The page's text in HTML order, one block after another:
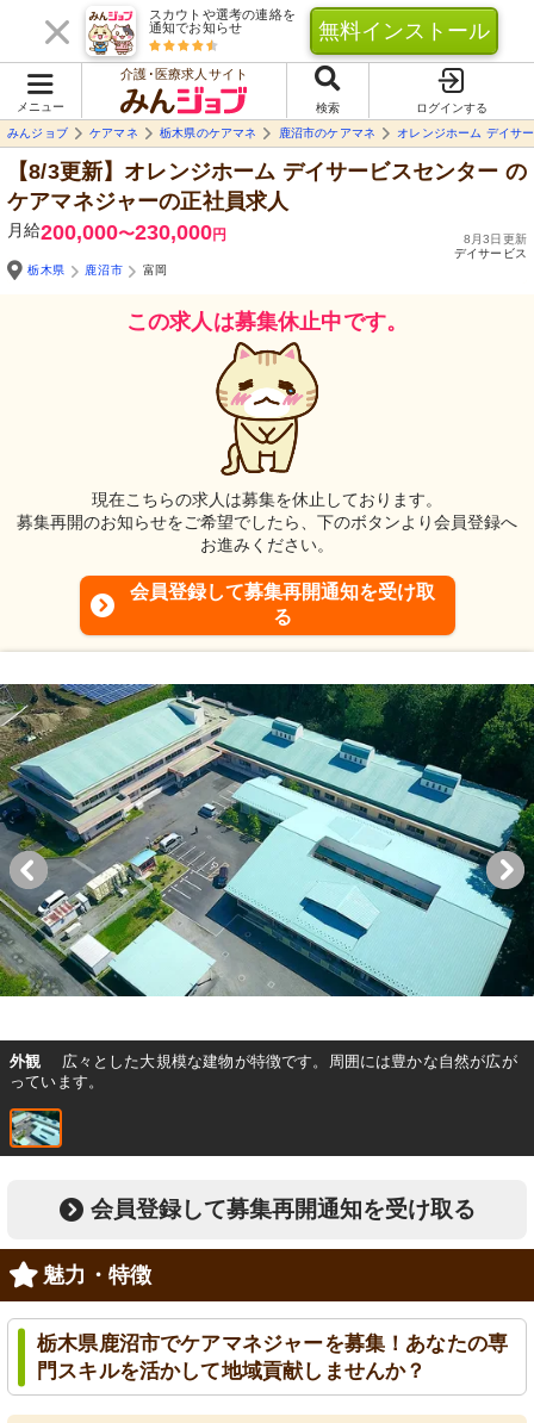
スカウトや選考の連絡を
通知でお知らせ
無料インストール
メニュー
介護･医療求人サイト
検索
ログインする
みんジョブ
ケアマネ 栃木県のケアマネ 鹿沼市のケアマネ オレンジホーム デイサ
【8/3更新】オレンジホーム デイサービスセンター の
ケアマネジャーの正社員求人
月給200,000〜230,000円
8月3日更新
デイサービス
栃木県
鹿沼市 富岡
この求人は募集休止中です。
現在こちらの求人は募集を休止しております。
募集再開のお知らせをご希望でしたら、下のボタンより会員登録へ
お進みください。
会員登録して募集再開通知を受け取
る
外観
広々とした大規模な建物が特徴です。周囲には豊かな自然が広が
っています。
会員登録して募集再開通知を受け取る
魅力・特徴
栃木県鹿沼市でケアマネジャーを募集！あなたの専
門スキルを活かして地域貢献しませんか？